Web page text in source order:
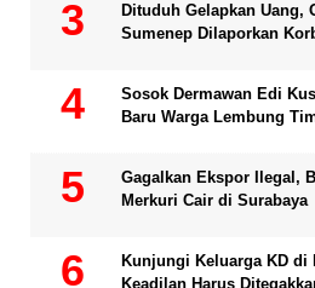
Dituduh Gelapkan Uang,
Sumenep Dilaporkan
Sosok Dermawan Edi
Baru Warga Lembung
Gagalkan Ekspor Ilegal,
Merkuri Cair di Surabaya
Kunjungi Keluarga KD di
Keadilan Harus